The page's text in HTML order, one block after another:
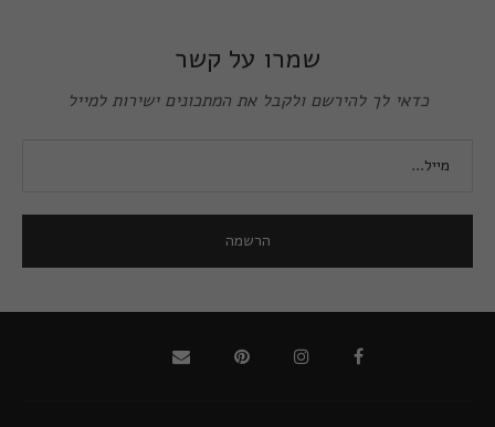
שמרו על קשר
כדאי לך להירשם ולקבל את המתכונים ישירות למייל